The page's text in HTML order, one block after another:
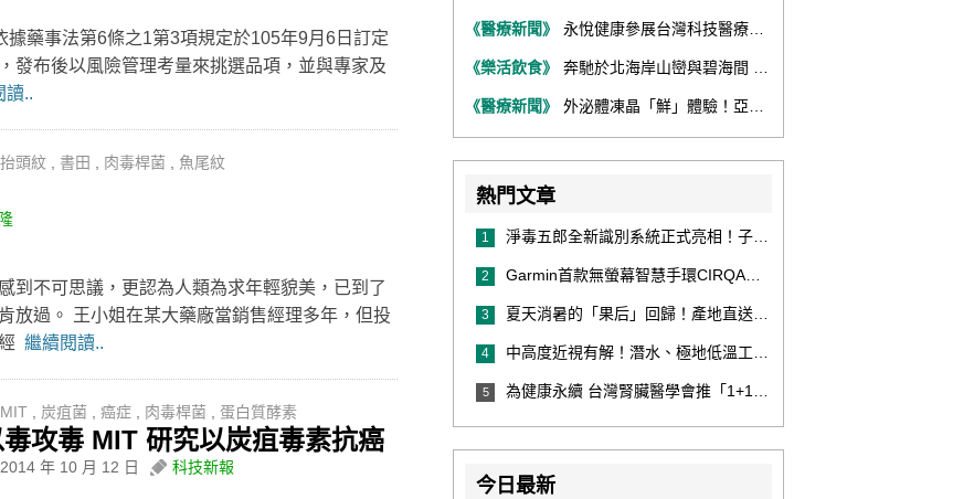
藥事法第6條之1第3項規定於105年9月6日訂定
發布後以風險管理考量來挑選品項，並與專家及
讀..
抬頭紋 , 書田 , 肉毒桿菌 , 魚尾紋
到不可思議，更認為人類為求年輕貌美，已到了
放過。 王小姐在某大藥廠當銷售經理多年，但投
繼續閱讀..
MIT 炭疽菌 癌症 肉毒桿菌 蛋白質酵素
毒攻毒 MIT 研究以炭疽毒素抗癌
2014 年 10 月 12 日 科技新報
《醫療新聞》 永悅健康參展台灣科技醫療展 展現數位健康全場景整合能力
《樂活飲食》 奔馳於北海岸山巒與碧海間 跑出屬於你的生命之光 『2026光境半程馬拉松挑戰賽－升龍道』火熱報名中
《醫療新聞》 外泌體凍晶「鮮」體驗！亞家生技解鎖24個月高活性 專利瓶蓋「秒回溶」超驚艷！醫科展秀「睛」亮神采
熱門文章
1 淨毒五郎全新識別系統正式亮相！子品牌然本再推體香噴霧新產品！
2 Garmin首款無螢幕智慧手環CIRQA登場 專注健康無須訂閱！ 輕量舒適風格百搭 生態系無縫串接 打造全天候零干擾健康與恢復管理新體驗
3 夏天消暑的「果后」回歸！產地直送泰國鮮山竹，打造夏日最頂級的天然補給
4 中高度近視有解！潛水、極地低溫工作者優選 EVO ICL 膠原蛋白眼內鏡
5 為健康永續 台灣腎臟醫學會推「1+1 Hold 好腎」 籲掌握eGFR＋UACR雙指標 及早把關腎健康
今日最新